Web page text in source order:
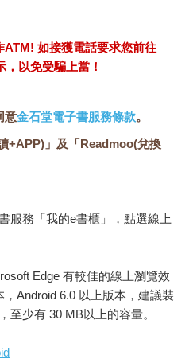
的鐵道系統，因此說鐵道是日本
日本的鐵道系統更像是人體的血
也都有微血管般的支線鐵道行
是鐵道業發達的必然結果。有人
收藏鐵道模型火車，有空便拿出
乘各路線火車為樂者；三為扛著
是吃遍各地鐵路便當，享受鐵道
的分類方式，都自願加入第四種
，鐵路局重新販賣懷舊排骨鐵盒
不過我真正佩服的是那些扛著沉
迷；他們瘋狂地迷戀火車以及火
、被親友指責、背負著玩物喪志
有空閒，便追著火車跑。
化，台灣鐵道迷的哈日性格是理
文，為的便是研讀日本豐富的鐵
可以和日本的鐵道專家同好互通
日本老婆，他們的蜜月旅行便是
如接獲電話要求您前往
以免受騙上當！
意金石堂電子書服務條款。
+APP)」及「Readmoo(兌換
服務「我的e書櫃」，點選線上
Edge 有較佳的線上瀏覽效
Android 6.0 以上版本，建議裝
至少有 30 MB以上的容量。